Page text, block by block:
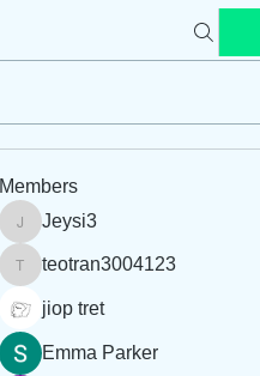
Members
Jeysi3
Jeysi3
teotran3004123
teotran3004123
jiop tret
Emma Parker